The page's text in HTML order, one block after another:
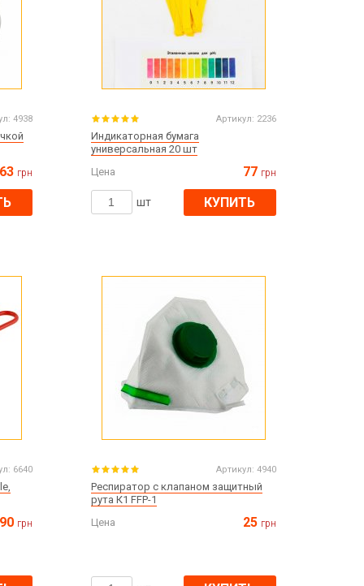
4938
63 грн
Артикул: 2236
Индикаторная бумага
универсальная 20 шт
Цена
77 грн
шт КУПИТЬ
6640
грн
Артикул: 4940
Респиратор с клапаном защитный
рута К1 FFP-1
Цена
25 грн